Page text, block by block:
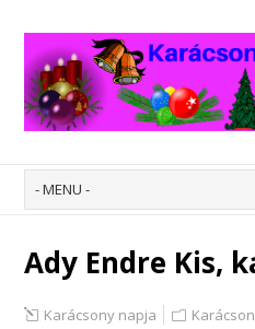
Ady Endre Kis,
Karácsony napja